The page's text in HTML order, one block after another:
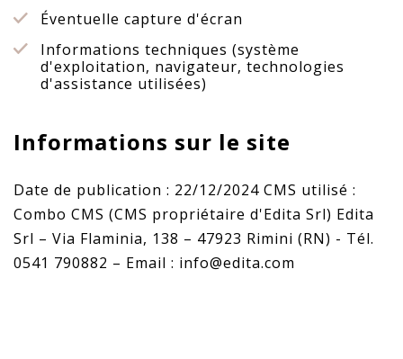
Éventuelle capture d'écran
Informations techniques (système
d'exploitation, navigateur, technologies
d'assistance utilisées)
Informations sur le site
Date de publication : 22/12/2024 CMS utilisé :
Combo CMS (CMS propriétaire d'Edita Srl) Edita
Srl – Via Flaminia, 138 – 47923 Rimini (RN) - Tél.
0541 790882 – Email : info@edita.com